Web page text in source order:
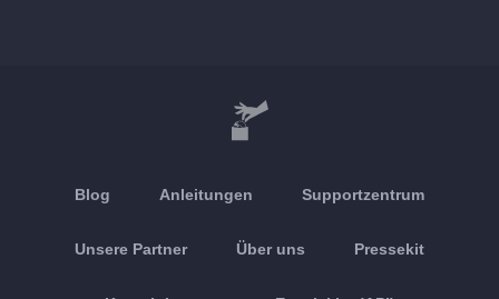
Blog Anleitungen Supportzentrum
Unsere Partner Über uns Pressekit